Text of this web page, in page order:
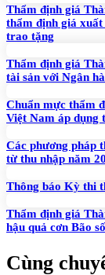
Thẩm định giá
thẩm định giá
trao tặng
Thẩm định giá
tài sản với Ngân
Chuẩn mực thẩm
Việt Nam áp dụng
Các phương pháp
từ thu nhập năm
Thông báo Kỳ thi
Thẩm định giá
hậu quả cơn Bão
Cùng